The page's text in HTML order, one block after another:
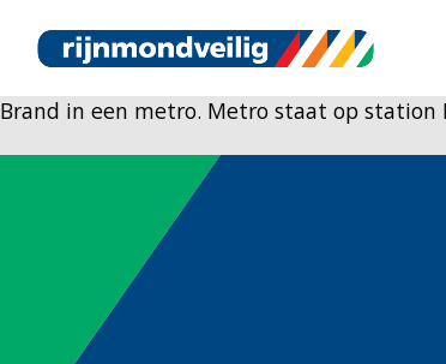
Brand in een metro. Metro staat op station